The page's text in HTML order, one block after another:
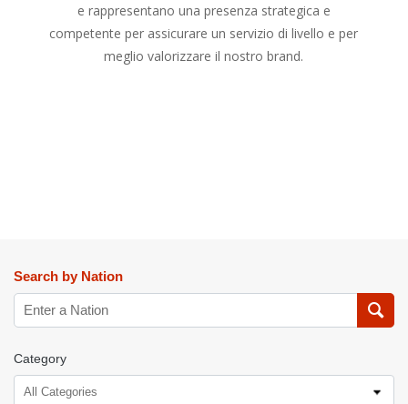
e rappresentano una presenza strategica e
competente per assicurare un servizio di livello e per
meglio valorizzare il nostro brand.
Search by Nation
Category
All Categories